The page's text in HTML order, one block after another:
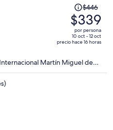
El
precio
era
de
$446
ahora
$446
$339
por persona
10 oct - 12 oct
precio hace 16 horas
Martín Miguel de